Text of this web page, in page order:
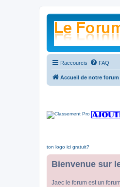
Raccourcis FAQ
Accueil de notre forum
ton logo ici gratuit?
Bienvenue sur
Jaec le forum est un